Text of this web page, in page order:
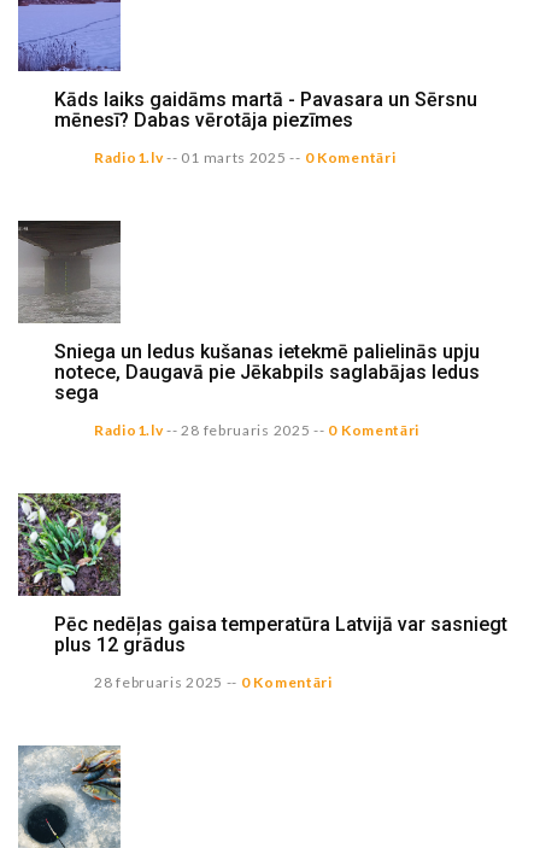
Kāds laiks gaidāms martā - Pavasara un Sērsnu
mēnesī? Dabas vērotāja piezīmes
Radio1.lv-- 01 marts 2025 -- 0 Komentāri
Sniega un ledus kušanas ietekmē palielinās upju
notece, Daugavā pie Jēkabpils saglabājas ledus
sega
Radio1.lv-- 28 februaris 2025 -- 0 Komentāri
Pēc nedēļas gaisa temperatūra Latvijā var sasniegt
plus 12 grādus
28 februaris 2025 -- 0 Komentāri